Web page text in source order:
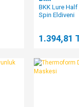
BKK Lure
Spin Eldiveni
1.394,81